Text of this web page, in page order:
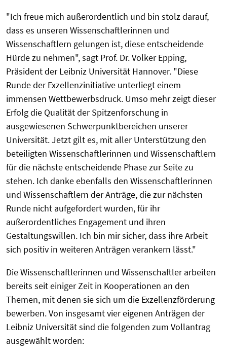
"Ich freue mich außerordentlich und bin stolz darauf,
dass es unseren Wissenschaftlerinnen und
Wissenschaftlern gelungen ist, diese entscheidende
Hürde zu nehmen", sagt Prof. Dr. Volker Epping,
Präsident der Leibniz Universität Hannover. "Diese
Runde der Exzellenzinitiative unterliegt einem
immensen Wettbewerbsdruck. Umso mehr zeigt dieser
Erfolg die Qualität der Spitzenforschung in
ausgewiesenen Schwerpunktbereichen unserer
Universität. Jetzt gilt es, mit aller Unterstützung den
beteiligten Wissenschaftlerinnen und Wissenschaftlern
für die nächste entscheidende Phase zur Seite zu
stehen. Ich danke ebenfalls den Wissenschaftlerinnen
und Wissenschaftlern der Anträge, die zur nächsten
Runde nicht aufgefordert wurden, für ihr
außerordentliches Engagement und ihren
Gestaltungswillen. Ich bin mir sicher, dass ihre Arbeit
sich positiv in weiteren Anträgen verankern lässt."
Die Wissenschaftlerinnen und Wissenschaftler arbeiten
bereits seit einiger Zeit in Kooperationen an den
Themen, mit denen sie sich um die Exzellenzförderung
bewerben. Von insgesamt vier eigenen Anträgen der
Leibniz Universität sind die folgenden zum Vollantrag
ausgewählt worden: